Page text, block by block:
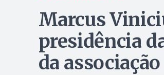
Marcus
presidência
da associação